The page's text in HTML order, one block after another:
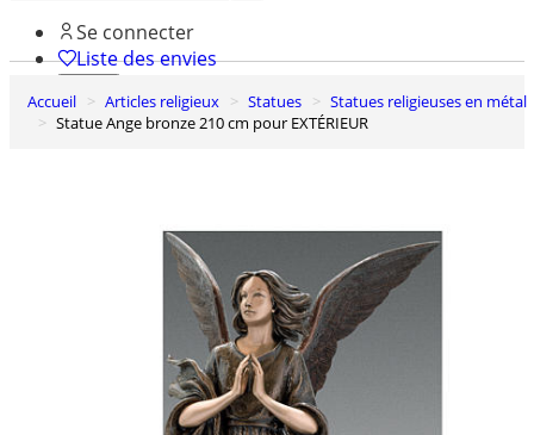
Se connecter
Liste des envies
0
Panier
Accueil Articles religieux Statues
Statues religieuses en métal
Statue Ange bronze 210 cm pour EXTÉRIEUR